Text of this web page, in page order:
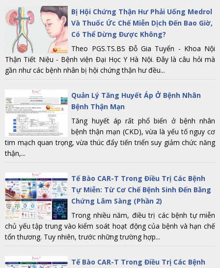
Bị Hội Chứng Thận Hư Phải Uống Medrol
Và Thuốc Ức Chế Miễn Dịch Đến Bao Giờ,
Có Thể Dừng Được Không?
Theo PGS.TS.BS Đỗ Gia Tuyển - Khoa Nội
Thận Tiết Niệu - Bệnh viện Đại Học Y Hà Nội. Đây là câu hỏi mà
gần như các bệnh nhân bị hội chứng thận hư đều...
Quản Lý Tăng Huyết Áp Ở Bệnh Nhân
Bệnh Thận Mạn
Tăng huyết áp rất phổ biến ở bệnh nhân
bệnh thận mạn (CKD), vừa là yếu tố nguy cơ
tim mạch quan trọng, vừa thúc đẩy tiến triển suy giảm chức năng
thận,...
Tế Bào CAR-T Trong Điều Trị Các Bệnh
Tự Miễn: Từ Cơ Chế Bệnh Sinh Đến Bằng
Chứng Lâm Sàng (Phần 2)
Trong nhiều năm, điều trị các bệnh tự miễn
chủ yếu tập trung vào kiểm soát hoạt động của bệnh và hạn chế
tổn thương. Tuy nhiên, trước những trường hợp...
Tế Bào CAR-T Trong Điều Trị Các Bệnh